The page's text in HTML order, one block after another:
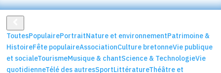
ToutesPopulairePortraitNature et environnementPatrimoine &
HistoireFête populaireAssociationCulture bretonneVie publique
et socialeTourismeMusique & chantScience & TechnologieVie
quotidienneTélé des autresSportLittératureThéâtre et